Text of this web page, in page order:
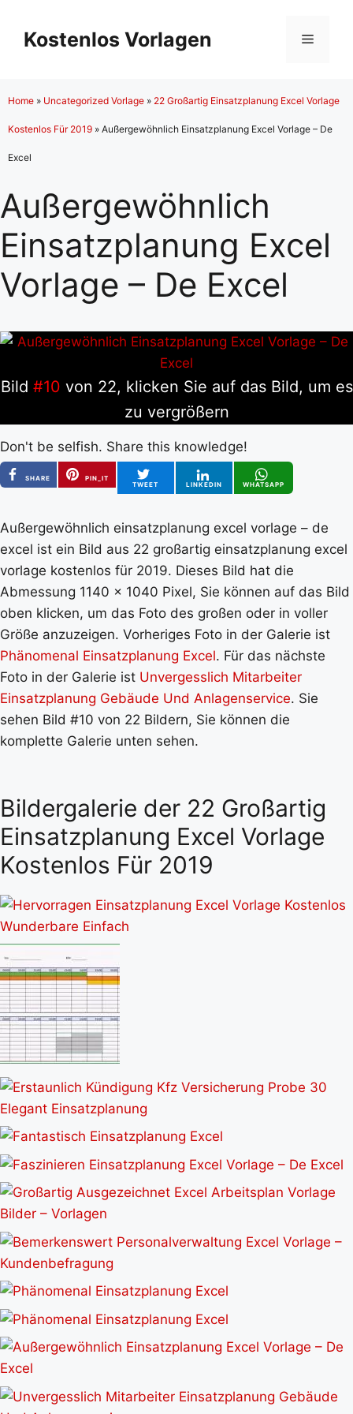
Inhalt
springen
Kostenlos Vorlagen Menü
Home » Uncategorized Vorlage » 22 Großartig Einsatzplanung Excel Vorlage
Kostenlos Für 2019 » Außergewöhnlich Einsatzplanung Excel Vorlage – De
Excel
Außergewöhnlich
Einsatzplanung Excel
Vorlage – De Excel
Bild #10 von 22, klicken Sie auf das Bild, um es
zu vergrößern
Don't be selfish. Share this knowledge!
SHARE
PIN_IT
TWEET
LINKEDIN WHATSAPP
Außergewöhnlich einsatzplanung excel vorlage – de
excel ist ein Bild aus 22 großartig einsatzplanung excel
vorlage kostenlos für 2019. Dieses Bild hat die
Abmessung 1140 x 1040 Pixel, Sie können auf das Bild
oben klicken, um das Foto des großen oder in voller
Größe anzuzeigen. Vorheriges Foto in der Galerie ist
Phänomenal Einsatzplanung Excel. Für das nächste
Foto in der Galerie ist Unvergesslich Mitarbeiter
Einsatzplanung Gebäude Und Anlagenservice. Sie
sehen Bild #10 von 22 Bildern, Sie können die
komplette Galerie unten sehen.
Bildergalerie der 22 Großartig
Einsatzplanung Excel Vorlage
Kostenlos Für 2019